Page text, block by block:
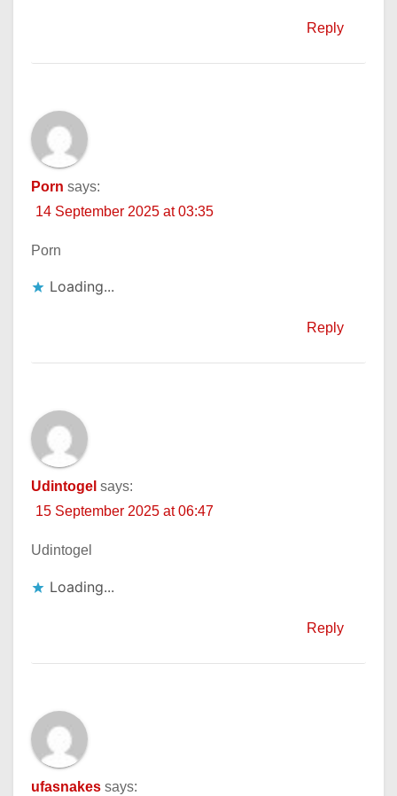
Reply
Porn says:
14 September 2025 at 03:35
Porn
Loading...
Reply
Udintogel says:
15 September 2025 at 06:47
Udintogel
Loading...
Reply
ufasnakes says: